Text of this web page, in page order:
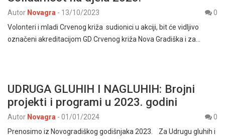
Autor Novagra - 13/10/2023
0
Volonteri i mladi Crvenog križa sudionici u akciji, bit će vidljivo
označeni akreditacijom GD Crvenog križa Nova Gradiška i za…
UDRUGA GLUHIH I NAGLUHIH: Brojni
projekti i programi u 2023. godini
Autor Novagra - 01/01/2024
0
Prenosimo iz Novogradiškog godišnjaka 2023. Za Udrugu gluhih i